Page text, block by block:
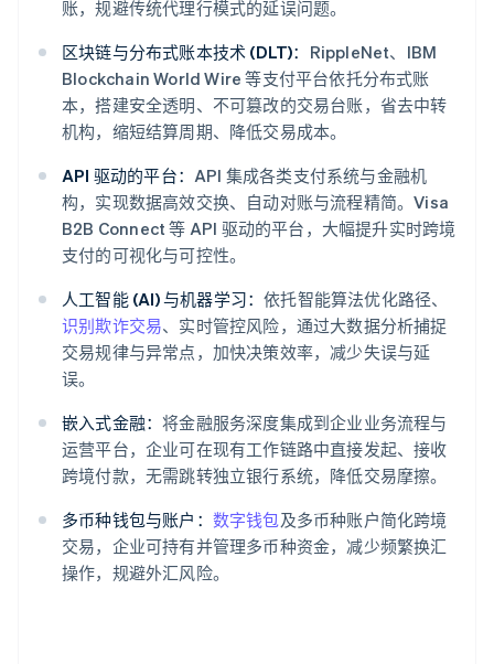
账，规避传统代理行模式的延误问题。
区块链与分布式账本技术 (DLT)： RippleNet、IBM
Blockchain World Wire 等支付平台依托分布式账
本，搭建安全透明、不可篡改的交易台账，省去中转
机构，缩短结算周期、降低交易成本。
API 驱动的平台： API 集成各类支付系统与金融机
构，实现数据高效交换、自动对账与流程精简。Visa
B2B Connect 等 API 驱动的平台，大幅提升实时跨境
支付的可视化与可控性。
人工智能 (AI) 与机器学习：依托智能算法优化路径、
识别欺诈交易、实时管控风险，通过大数据分析捕捉
交易规律与异常点，加快决策效率，减少失误与延
误。
嵌入式金融：将金融服务深度集成到企业业务流程与
运营平台，企业可在现有工作链路中直接发起、接收
跨境付款，无需跳转独立银行系统，降低交易摩擦。
多币种钱包与账户： 数字钱包及多币种账户简化跨境
交易，企业可持有并管理多币种资金，减少频繁换汇
操作，规避外汇风险。